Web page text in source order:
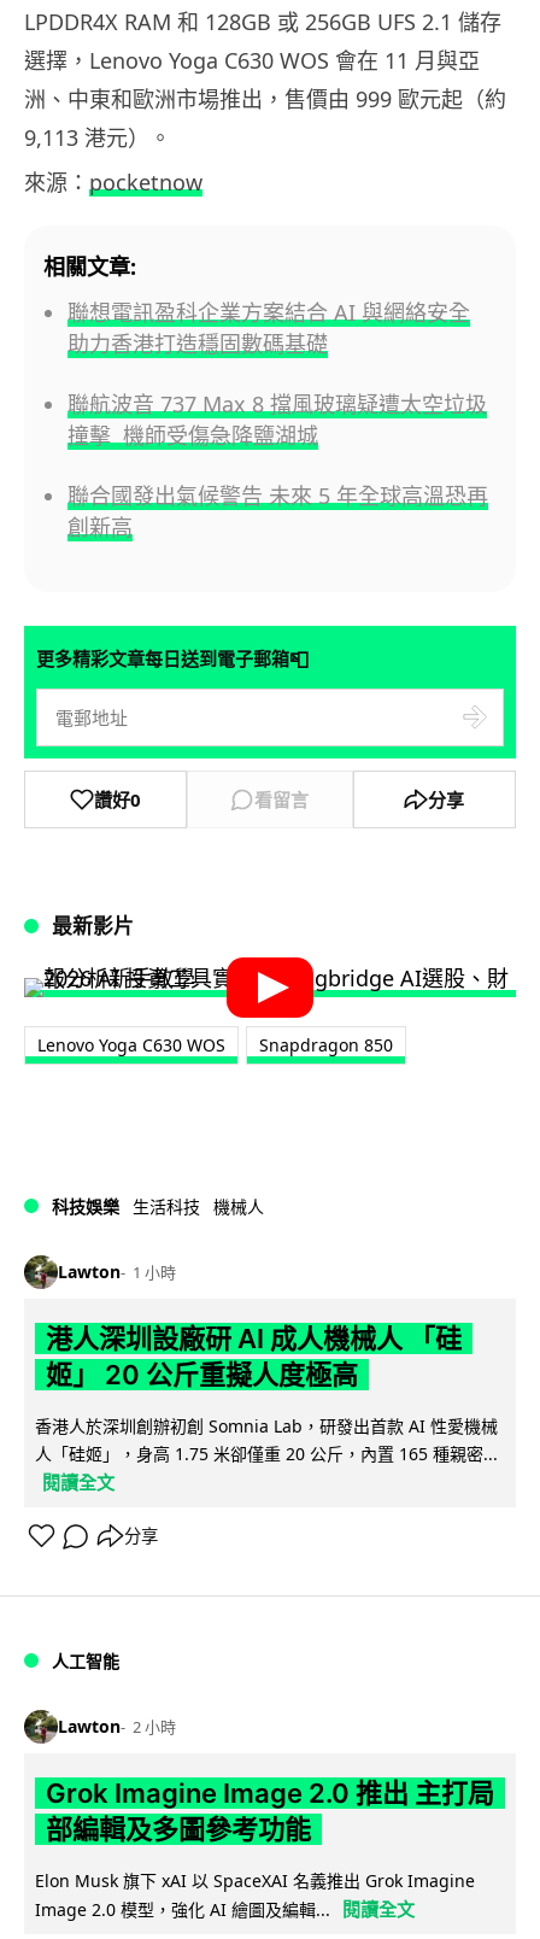
LPDDR4X RAM 和 128GB 或 256GB UFS 2.1 儲存
選擇，Lenovo Yoga C630 WOS 會在 11 月與亞
洲、中東和歐洲市場推出，售價由 999 歐元起（約
9,113 港元）。
來源： pocketnow
相關文章:
聯想電訊盈科企業方案結合 AI 與網絡安全
助力香港打造穩固數碼基礎
聯航波音 737 Max 8 擋風玻璃疑遭太空垃圾
撞擊 機師受傷急降鹽湖城
聯合國發出氣候警告 未來 5 年全球高溫恐再
創新高
更多精彩文章每日送到電子郵箱📮
讚好0 看留言 分享
最新影片
Lenovo Yoga C630 WOS Snapdragon 850
科技娛樂 生活科技 機械人
Lawton 1 小時
港人深圳設廠研 AI 成人機械人 「硅
姬」 20 公斤重擬人度極高
香港人於深圳創辦初創 Somnia Lab，研發出首款 AI 性愛機械
人「硅姬」，身高 1.75 米卻僅重 20 公斤，內置 165 種親密...
閱讀全文
分享
人工智能
Lawton 2 小時
Grok Imagine Image 2.0 推出 主打局
部編輯及多圖參考功能
Elon Musk 旗下 xAI 以 SpaceXAI 名義推出 Grok Imagine
Image 2.0 模型，強化 AI 繪圖及編輯...
閱讀全文